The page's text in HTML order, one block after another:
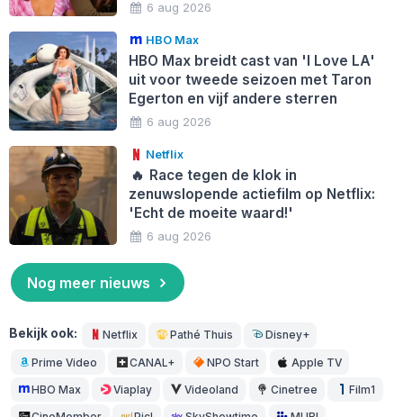
6 aug 2026
HBO Max
HBO Max breidt cast van 'I Love LA'
uit voor tweede seizoen met Taron
Egerton en vijf andere sterren
6 aug 2026
Netflix
🔥 Race tegen de klok in
zenuwslopende actiefilm op Netflix:
'Echt de moeite waard!'
6 aug 2026
Nog meer nieuws
Bekijk ook: Netflix Pathé Thuis Disney+
Prime Video CANAL+ NPO Start Apple TV
HBO Max Viaplay Videoland Cinetree Film1